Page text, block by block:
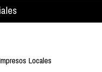
Locales